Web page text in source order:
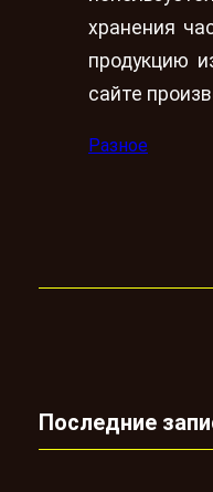
хранения
продукцию
сайте
Разное
Последние